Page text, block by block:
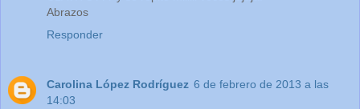
Abrazos
Responder
Carolina López Rodríguez 6 de febrero de 2013 a las
14:03